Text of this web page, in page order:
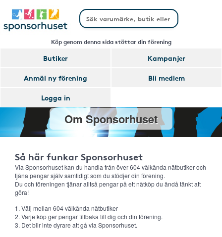
Köp genom denna sida stöttar din förening
Butiker
Kampanjer
Anmäl ny förening
Bli medlem
Logga in
Om Sponsorhuset
Så här funkar Sponsorhuset
Via Sponsorhuset kan du handla från över 604 välkända nätbutiker och
tjäna pengar själv samtidigt som du stödjer din förening.
Du och föreningen tjänar alltså pengar på ett nätköp du ändå tänkt att
göra!
1. Välj mellan 604 välkända nätbutiker
2. Varje köp ger pengar tillbaka till dig och din förening.
3. Det blir inte dyrare att gå via Sponsorhuset.